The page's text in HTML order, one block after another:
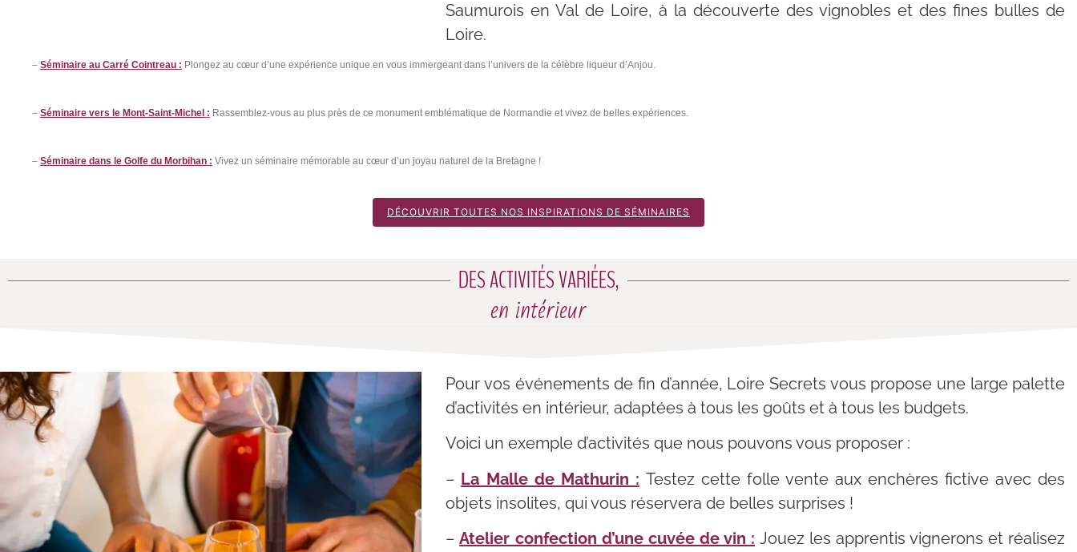
Saumurois en Val de Loire, à la découverte des vignobles et des fines bulles de
Loire.
– Séminaire au Carré Cointreau : Plongez au cœur d’une expérience unique en vous immergeant dans l’univers de la célèbre liqueur d’Anjou.
– Séminaire vers le Mont-Saint-Michel : Rassemblez-vous au plus près de ce monument emblématique de Normandie et vivez de belles expériences.
– Séminaire dans le Golfe du Morbihan : Vivez un séminaire mémorable au cœur d’un joyau naturel de la Bretagne !
DÉCOUVRIR TOUTES NOS INSPIRATIONS DE SÉMINAIRES
DES ACTIVITÉS VARIÉES,
en intérieur
Pour vos événements de fin d’année, Loire Secrets vous propose une large palette
d’activités en intérieur, adaptées à tous les goûts et à tous les budgets.
Voici un exemple d’activités que nous pouvons vous proposer :
– La Malle de Mathurin : Testez cette folle vente aux enchères fictive avec des
objets insolites, qui vous réservera de belles surprises !
–Atelier confection d’une cuvée de vin : Jouez les apprentis vignerons et réalisez